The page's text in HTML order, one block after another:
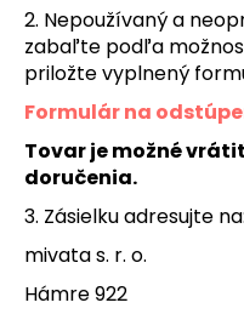
2. Nepoužívaný a
zabaľte podľa
priložte vyplnený
Formulár na
Tovar je možné
doručenia.
3. Zásielku adresujte na:
mivata s. r. o.
Hámre 922